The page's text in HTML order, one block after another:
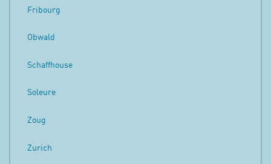
Fribourg
Obwald
Schaffhouse
Soleure
Zoug
Zurich